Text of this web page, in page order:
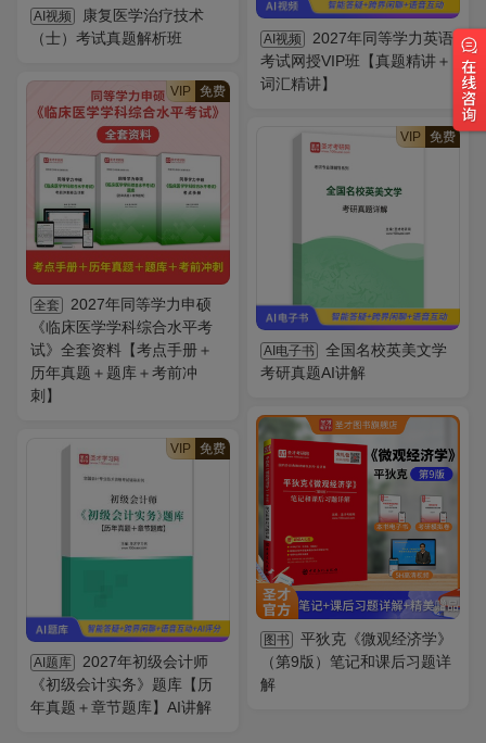
AI视频
康复医学治疗技术
（士）考试真题解析班
AI视频
2027年同等学力英语
考试网授VIP班【真题精讲＋
词汇精讲】
VIP 免费
全套
2027年同等学力申硕
《临床医学学科综合水平考
试》全套资料【考点手册＋
历年真题＋题库＋考前冲
刺】
VIP 免费
AI电子书
全国名校英美文学
考研真题AI讲解
图书
平狄克《微观经济学》
（第9版）笔记和课后习题详
解
VIP 免费
AI题库
2027年初级会计师
《初级会计实务》题库【历
年真题＋章节题库】AI讲解